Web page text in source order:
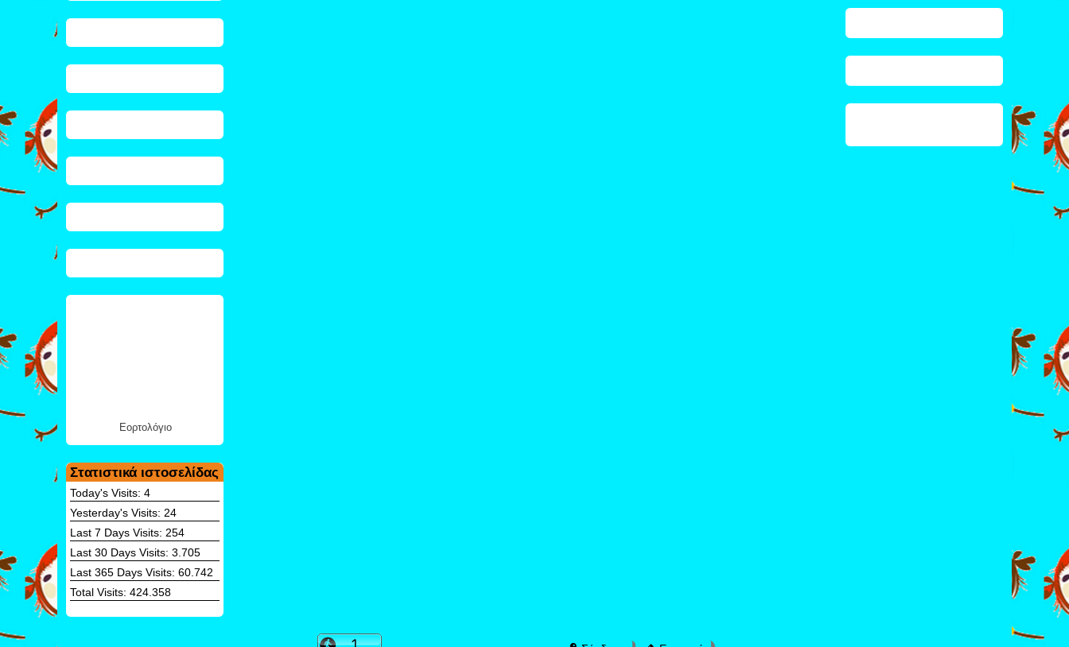
Εορτολόγιο
Στατιστικά ιστοσελίδας
Today's Visits: 4
Yesterday's Visits: 24
Last 7 Days Visits: 254
Last 30 Days Visits: 3.705
Last 365 Days Visits: 60.742
Total Visits: 424.358